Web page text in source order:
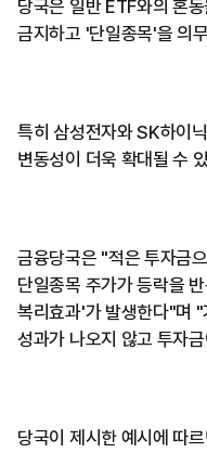
당국은 일반 ETF와의 혼
금지하고 '단일종목'을 의
특히 삼성전자와 SK하이
변동성이 더욱 확대될 수
금융당국은 "적은 투자금
단일종목 주가가 등락을
복리효과'가 발생한다"며
성과가 나오지 않고 투자
당국이 제시한 예시에 따